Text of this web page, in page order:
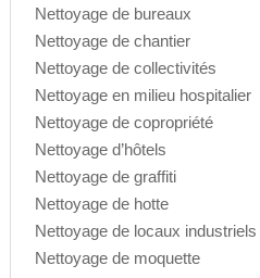
Nettoyage de bureaux
Nettoyage de chantier
Nettoyage de collectivités
Nettoyage en milieu hospitalier
Nettoyage de copropriété
Nettoyage d’hôtels
Nettoyage de graffiti
Nettoyage de hotte
Nettoyage de locaux industriels
Nettoyage de moquette